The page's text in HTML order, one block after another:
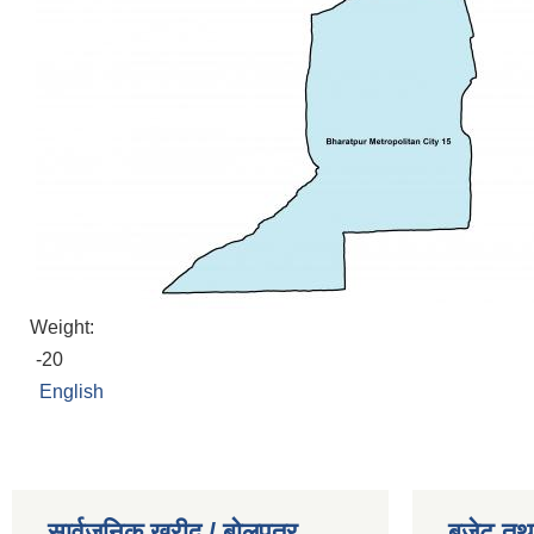
Weight:
-20
English